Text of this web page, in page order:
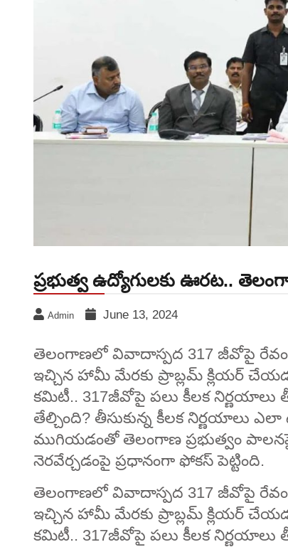
ప్రభుత్వ ఉద్యోగులకు ఊరట..
Admin June 13, 2024
తెలంగాణలో వివాదాస్పద 317 జీవోపై
ఇచ్చిన హామీ మేరకు ప్రాబ్లమ్‌ క్లియర్‌
కమిటీ.. 317జీవోపై పలు కీలక నిర్ణయాలు
తేల్చింది? తీసుకున్న కీలక నిర్ణయాలు
ముగియడంతో తెలంగాణ ప్రభుత్వం
నెరవేర్చడంపై ప్రధానంగా ఫోకస్‌ పెట్టింది.
తెలంగాణలో వివాదాస్పద 317 జీవోపై
ఇచ్చిన హామీ మేరకు ప్రాబ్లమ్‌ క్లియర్‌
కమిటీ.. 317జీవోపై పలు కీలక నిర్ణయాలు